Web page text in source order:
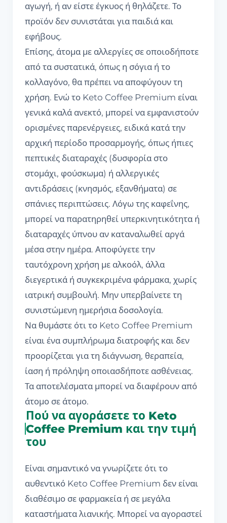
αγωγή, ή αν είστε έγκυος ή θηλάζετε. Το
προϊόν δεν συνιστάται για παιδιά και
εφήβους.
Επίσης, άτομα με αλλεργίες σε οποιοδήποτε
από τα συστατικά, όπως η σόγια ή το
κολλαγόνο, θα πρέπει να αποφύγουν τη
χρήση. Ενώ το Keto Coffee Premium είναι
γενικά καλά ανεκτό, μπορεί να εμφανιστούν
ορισμένες παρενέργειες, ειδικά κατά την
αρχική περίοδο προσαρμογής, όπως ήπιες
πεπτικές διαταραχές (δυσφορία στο
στομάχι, φούσκωμα) ή αλλεργικές
αντιδράσεις (κνησμός, εξανθήματα) σε
σπάνιες περιπτώσεις. Λόγω της καφεΐνης,
μπορεί να παρατηρηθεί υπερκινητικότητα ή
διαταραχές ύπνου αν καταναλωθεί αργά
μέσα στην ημέρα. Αποφύγετε την
ταυτόχρονη χρήση με αλκοόλ, άλλα
διεγερτικά ή συγκεκριμένα φάρμακα, χωρίς
ιατρική συμβουλή. Μην υπερβαίνετε τη
συνιστώμενη ημερήσια δοσολογία.
Να θυμάστε ότι το Keto Coffee Premium
είναι ένα συμπλήρωμα διατροφής και δεν
προορίζεται για τη διάγνωση, θεραπεία,
ίαση ή πρόληψη οποιασδήποτε ασθένειας.
Τα αποτελέσματα μπορεί να διαφέρουν από
άτομο σε άτομο.
Πού να αγοράσετε το Keto
Coffee Premium και την τιμή
του
Είναι σημαντικό να γνωρίζετε ότι το
αυθεντικό Keto Coffee Premium δεν είναι
διαθέσιμο σε φαρμακεία ή σε μεγάλα
καταστήματα λιανικής. Μπορεί να αγοραστεί